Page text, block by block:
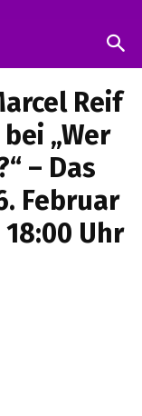
Reif
„Wer
– Das
Februar
18:00 Uhr